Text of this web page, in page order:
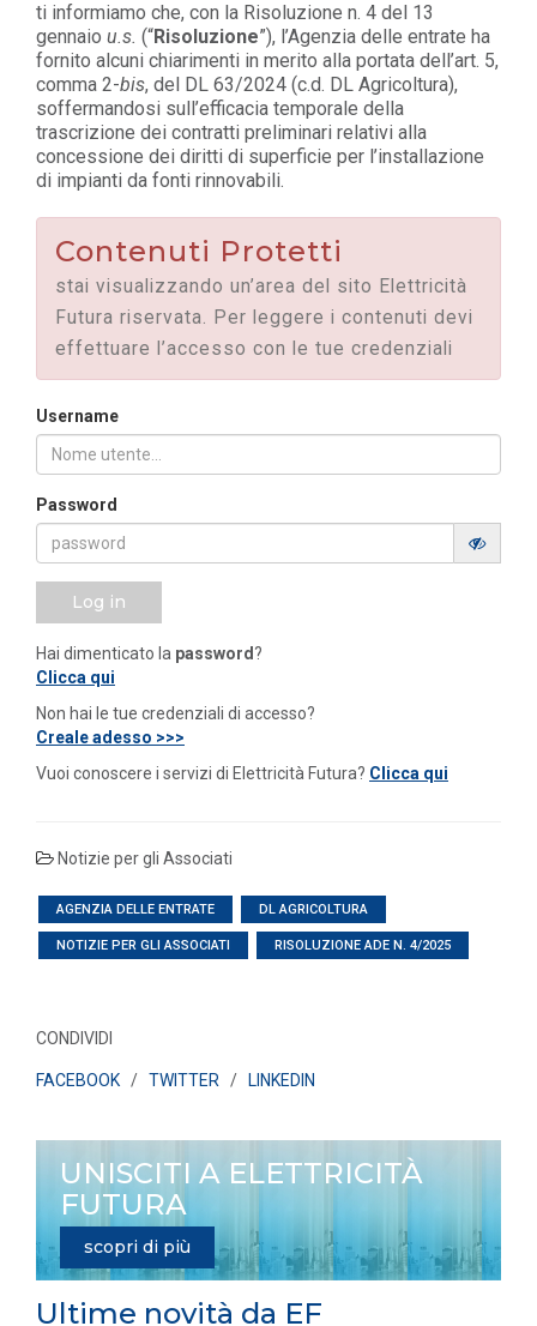
ti informiamo che, con la Risoluzione n. 4 del 13
gennaio u.s. (“Risoluzione”), l’Agenzia delle entrate ha
fornito alcuni chiarimenti in merito alla portata dell’art. 5,
comma 2-bis, del DL 63/2024 (c.d. DL Agricoltura),
soffermandosi sull’efficacia temporale della
trascrizione dei contratti preliminari relativi alla
concessione dei diritti di superficie per l’installazione
di impianti da fonti rinnovabili.
Contenuti Protetti
stai visualizzando un’area del sito Elettricità
Futura riservata. Per leggere i contenuti devi
effettuare l’accesso con le tue credenziali
Username
Password
Log in
Hai dimenticato la password ?
Clicca qui
Non hai le tue credenziali di accesso?
Creale adesso >>>
Vuoi conoscere i servizi di Elettricità Futura? Clicca qui
Notizie per gli Associati
AGENZIA DELLE ENTRATE DL AGRICOLTURA
NOTIZIE PER GLI ASSOCIATI RISOLUZIONE ADE N. 4/2025
CONDIVIDI
FACEBOOK / TWITTER / LINKEDIN
UNISCITI A ELETTRICITÀ
FUTURA
scopri di più
Ultime novità da EF